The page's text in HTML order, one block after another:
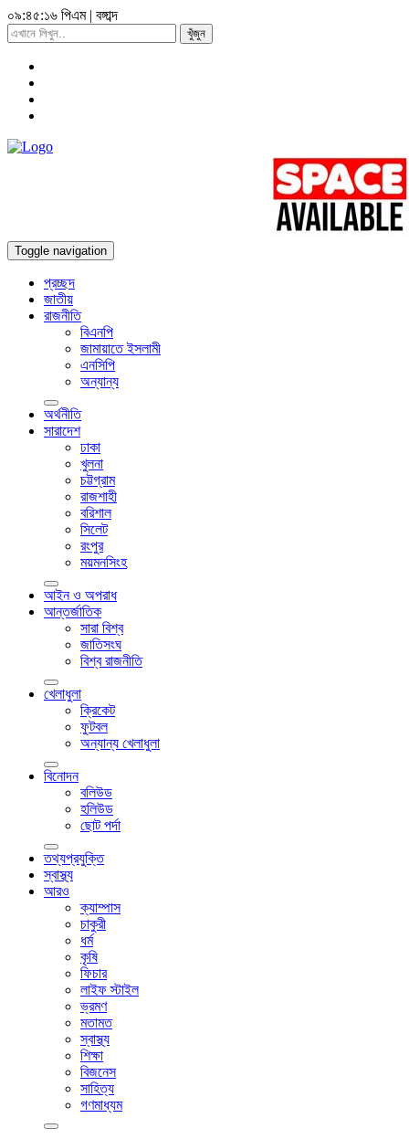
০৯:৪৫:১৭ পিএম| বঙ্গাব্দ
খুঁজুন
Toggle navigation
প্রচ্ছদ
জাতীয়
রাজনীতি
বিএনপি
জামায়াতে ইসলামী
এনসিপি
অন্যান্য
অর্থনীতি
সারাদেশ
ঢাকা
খুলনা
চট্টগ্রাম
রাজশাহী
বরিশাল
সিলেট
রংপুর
ময়মনসিংহ
আইন ও অপরাধ
আন্তর্জাতিক
সারা বিশ্ব
জাতিসংঘ
বিশ্ব রাজনীতি
খেলাধুলা
ক্রিকেট
ফুটবল
অন্যান্য খেলাধুলা
বিনোদন
বলিউড
হলিউড
ছোট পর্দা
তথ্যপ্রযুক্তি
স্বাস্থ্য
আরও
ক্যাম্পাস
চাকুরী
ধর্ম
কৃষি
ফিচার
লাইফ স্টাইল
ভ্রমণ
মতামত
স্বাস্থ্য
শিক্ষা
বিজনেস
সাহিত্য
গণমাধ্যম